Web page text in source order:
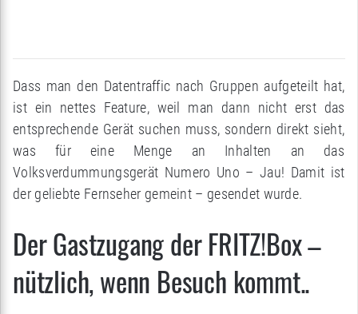
Dass man den Datentraffic nach Gruppen aufgeteilt hat,
ist ein nettes Feature, weil man dann nicht erst das
entsprechende Gerät suchen muss, sondern direkt sieht,
was für eine Menge an Inhalten an das
Volksverdummungsgerät Numero Uno – Jau! Damit ist
der geliebte Fernseher gemeint – gesendet wurde.
Der Gastzugang der FRITZ!Box –
nützlich, wenn Besuch kommt..